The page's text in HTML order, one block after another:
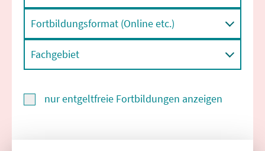
Fortbildungsformat (Online etc.)
Fachgebiet
nur entgeltfreie Fortbildungen anzeigen